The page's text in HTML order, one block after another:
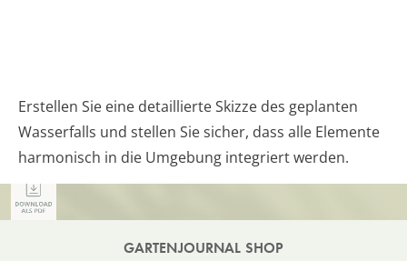
Erstellen Sie eine detaillierte Skizze des geplanten
Wasserfalls und stellen Sie sicher, dass alle Elemente
harmonisch in die Umgebung integriert werden.
GARTENJOURNAL SHOP